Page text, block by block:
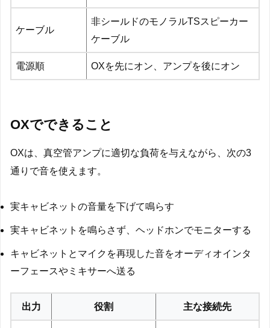
ケーブル
非シールドのモノラルTSスピーカー
ケーブル
電源順 OXを先にオン、アンプを後にオン
OXでできること
OXは、真空管アンプに適切な負荷を与えながら、次の3
通りで音を使えます。
実キャビネットの音量を下げて鳴らす
実キャビネットを鳴らさず、ヘッドホンでモニターする
キャビネットとマイクを再現した音をオーディオインタ
ーフェースやミキサーへ送る
出力 役割 主な接続先